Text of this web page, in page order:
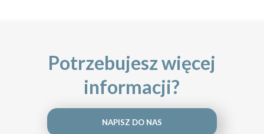
Potrzebujesz więcej
informacji?
NAPISZ DO NAS